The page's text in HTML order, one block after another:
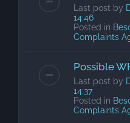
Last post by
14:46
Posted in
Complaints
Possible
Last post by
14:37
Posted in
Complaints